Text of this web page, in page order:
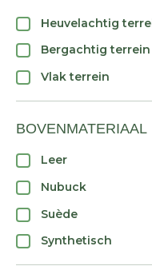
Heuvelachtig
Bergachtig terrein
Vlak terrein
BOVENMATERIAAL
Leer
Nubuck
Suède
Synthetisch